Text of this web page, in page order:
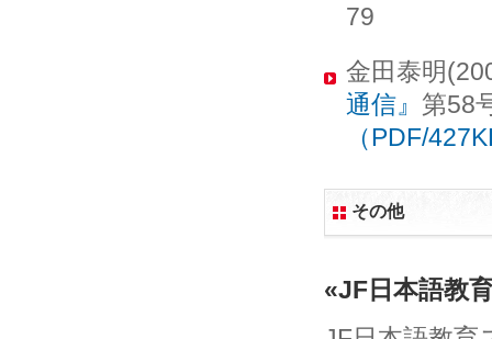
79
金田泰明
通信』 第58
（PDF/
その他
«JF日本語教